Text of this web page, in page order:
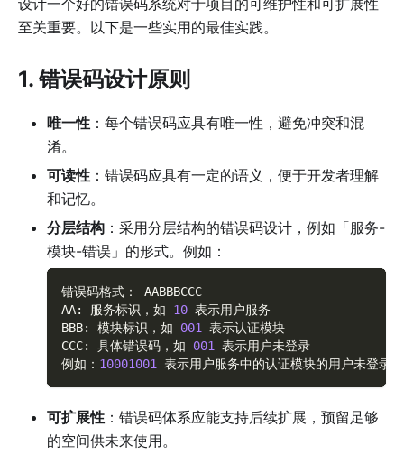
设计一个好的错误码系统对于项目的可维护性和可扩展性
至关重要。以下是一些实用的最佳实践。
1. 错误码设计原则
唯一性 ：每个错误码应具有唯一性，避免冲突和混
淆。
可读性 ：错误码应具有一定的语义，便于开发者理解
和记忆。
分层结构 ：采用分层结构的错误码设计，例如「服务-
模块-错误」的形式。例如：
错误码格式： AABBBCCC
AA: 服务标识，如 10 表示用户服务
BBB: 模块标识，如 001 表示认证模块
CCC: 具体错误码，如 001 表示用户未登录
例如： 10001001 表示用户服务中的认证模块的用户未登录
可扩展性 ：错误码体系应能支持后续扩展，预留足够
的空间供未来使用。